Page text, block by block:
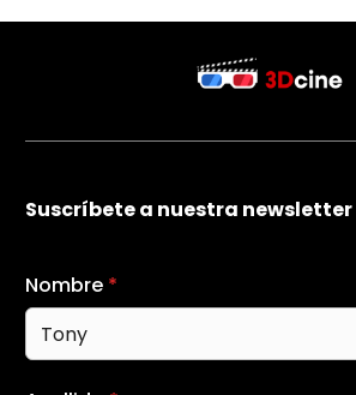
Suscríbete a nuestra newsletter
Nombre *